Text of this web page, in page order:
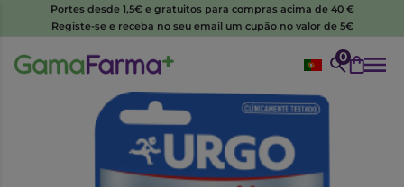
Portes desde 1,5€ e gratuitos para compras acima de 40 €
Registe-se e receba no seu email um cupão no valor de 5€
0